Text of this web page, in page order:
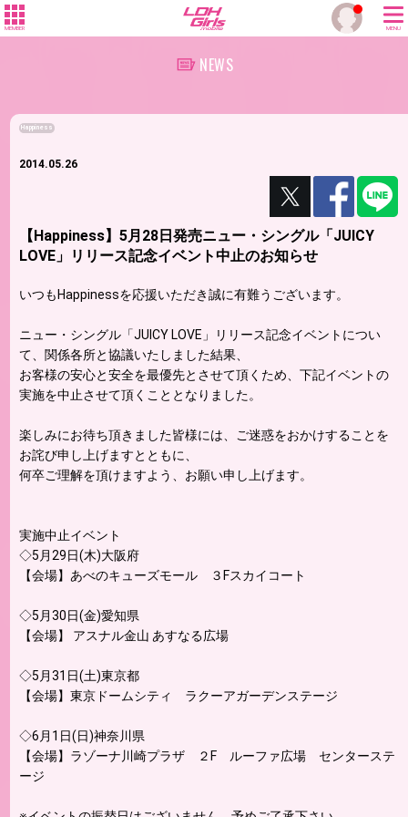
MEMBER MENU
NEWS
Happiness
2014.05.26
【Happiness】5月28日発売ニュー・シングル「JUICY
LOVE」リリース記念イベント中止のお知らせ
いつもHappinessを応援いただき誠に有難うございます。
ニュー・シングル「JUICY LOVE」リリース記念イベントについ
て、関係各所と協議いたしました結果、
お客様の安心と安全を最優先とさせて頂くため、下記イベントの
実施を中止させて頂くこととなりました。
楽しみにお待ち頂きました皆様には、ご迷惑をおかけすることを
お詫び申し上げますとともに、
何卒ご理解を頂けますよう、お願い申し上げます。
実施中止イベント
◇5月29日(木)大阪府
【会場】あべのキューズモール ３Fスカイコート
◇5月30日(金)愛知県
【会場】 アスナル金山 あすなる広場
◇5月31日(土)東京都
【会場】東京ドームシティ ラクーアガーデンステージ
◇6月1日(日)神奈川県
【会場】ラゾーナ川崎プラザ ２F ルーファ広場 センターステ
ージ